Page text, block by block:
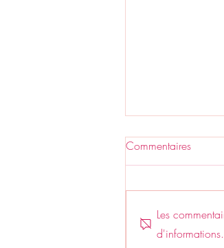
Commentaires
Les
d'informations.